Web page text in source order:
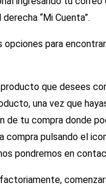
“Mi Cuenta”.
para
que desees
una vez que
de tu compra donde
pulsando el
pondremos en